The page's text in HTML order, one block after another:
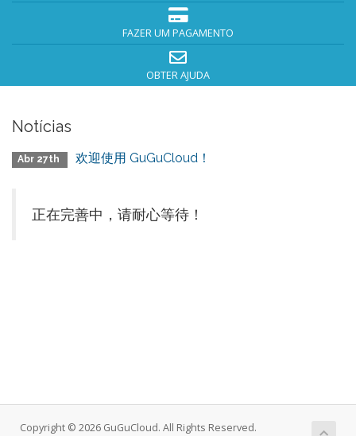
FAZER UM PAGAMENTO
OBTER AJUDA
Notícias
Abr 27th 欢迎使用 GuGuCloud！
正在完善中，请耐心等待！
Copyright © 2026 GuGuCloud. All Rights Reserved.